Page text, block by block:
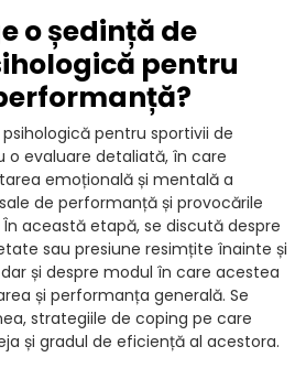
o ședință de
pentru
pentru sportivii de
evaluare detaliată, în care
emoțională și mentală a
de performanță și provocările
această etapă, se discută despre
sau presiune resimțite înainte și
și despre modul în care acestea
și performanța generală. Se
strategiile de coping pe care
și gradul de eficiență al acestora.